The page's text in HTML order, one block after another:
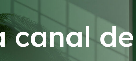
canal